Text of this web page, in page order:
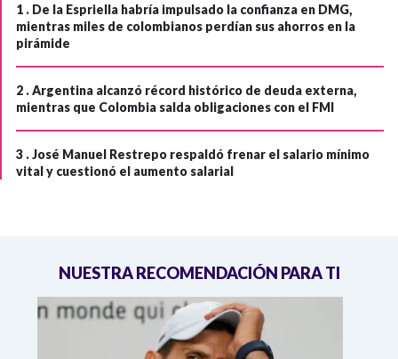
1 . De la Espriella habría impulsado la confianza en DMG,
mientras miles de colombianos perdían sus ahorros en la
pirámide
2 .Argentina alcanzó récord histórico de deuda externa,
mientras que Colombia salda obligaciones con el FMI
3 .José Manuel Restrepo respaldó frenar el salario mínimo
vital y cuestionó el aumento salarial
NUESTRA RECOMENDACIÓN PARA TI